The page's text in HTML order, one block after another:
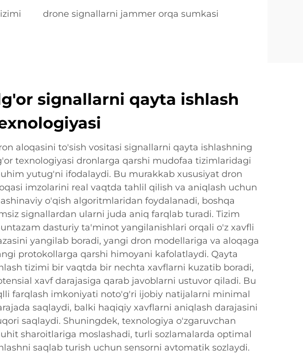
drone signallarni jammer orqa sumkasi
signallarni qayta ishlash
aloqasini to'sish vositasi signallarni qayta ishlashning
texnologiyasi dronlarga qarshi mudofaa tizimlaridagi
yutug'ni ifodalaydi. Bu murakkab xususiyat dron
imzolarini real vaqtda tahlil qilish va aniqlash uchun
o'qish algoritmlaridan foydalanadi, boshqa
signallardan ularni juda aniq farqlab turadi. Tizim
dasturiy ta'minot yangilanishlari orqali o'z xavfli
yangilab boradi, yangi dron modellariga va aloqaga
protokollarga qarshi himoyani kafolatlaydi. Qayta
tizimi bir vaqtda bir nechta xavflarni kuzatib boradi,
xavf darajasiga qarab javoblarni ustuvor qiladi. Bu
farqlash imkoniyati noto'g'ri ijobiy natijalarni minimal
saqlaydi, balki haqiqiy xavflarni aniqlash darajasini
saqlaydi. Shuningdek, texnologiya o'zgaruvchan
sharoitlariga moslashadi, turli sozlamalarda optimal
saqlab turish uchun sensorni avtomatik sozlaydi.